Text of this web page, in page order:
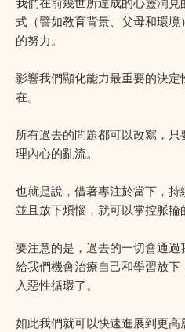
式（譬如教育背景、父母和環
的努力。
影響我們顯化能力最重要的決
在。
所有過去的問題都可以改寫，
理內心的亂流。
也就是說，借著專注於當下，持
並且放下煩惱，就可以掌控脈輪
要注意的是，過去的一切會通
給我們機會治療自己和學習放
入惡性循環了。
如此我們就可以快速進展到更